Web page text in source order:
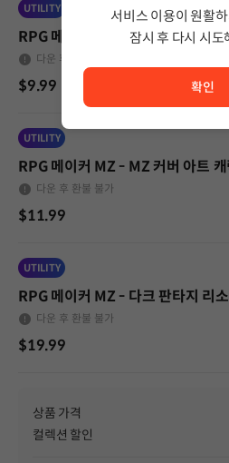
UTILITY
RPG 메이커 MZ - 에센셜 세트
다운 후 환불 불가
$9.99
UTILITY
RPG 메이커 MZ - MZ 커버 아트 캐
다운 후 환불 불가
$11.99
UTILITY
RPG 메이커 MZ - 다크 판타지 리
다운 후 환불 불가
$19.99
상품 가격
컬렉션 할인
서비스 이용이 원활
잠시 후 다시 시도
확인